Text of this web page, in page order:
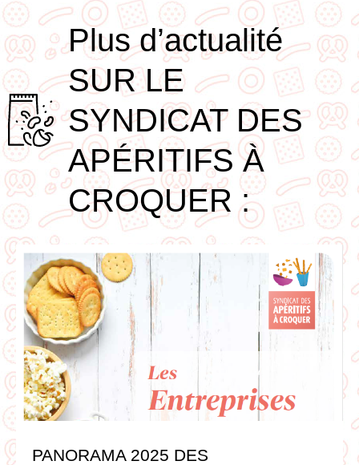
Plus d’actualité
SUR LE
SYNDICAT DES
APÉRITIFS À
CROQUER :
PANORAMA 2025 DES